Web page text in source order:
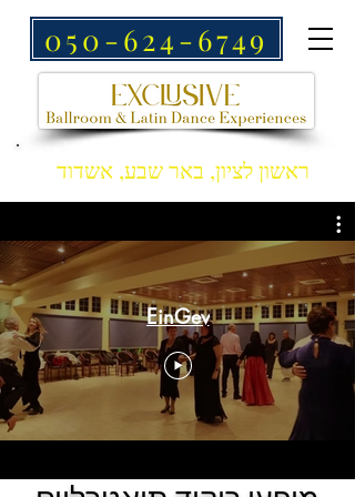
050-624-6749
ראשון לציון, באר שבע, אשדוד
EinGev